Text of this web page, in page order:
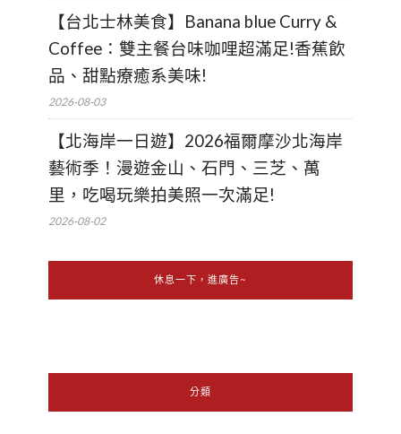
【台北士林美食】Banana blue Curry &
Coffee：雙主餐台味咖哩超滿足!香蕉飲
品、甜點療癒系美味!
2026-08-03
【北海岸一日遊】2026福爾摩沙北海岸
藝術季！漫遊金山、石門、三芝、萬
里，吃喝玩樂拍美照一次滿足!
2026-08-02
休息一下，進廣告~
分類